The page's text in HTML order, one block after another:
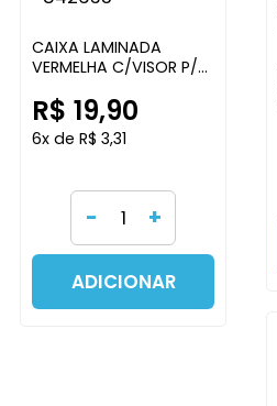
CAIXA LAMINADA
VERMELHA C/VISOR P/4
IDEIA EMBALAGENS
R$ 19,90
6x de R$ 3,31
- +
ADICIONAR